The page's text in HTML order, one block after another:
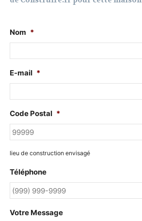
Nom *
E-mail *
Code Postal *
lieu de construction envisagé
Téléphone
Votre Message